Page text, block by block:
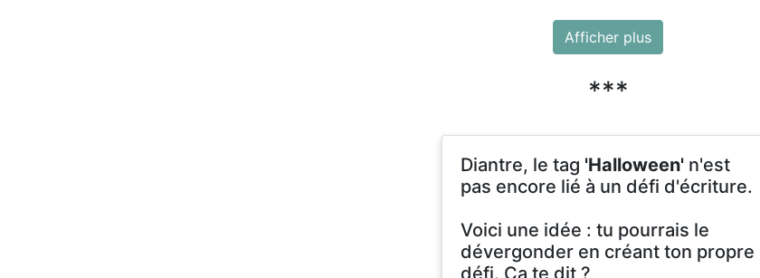
Afficher plus
***
Diantre, le tag 'Halloween' n'est
pas encore lié à un défi d'écriture.
Voici une idée : tu pourrais le
dévergonder en créant ton propre
défi. Ça te dit ?